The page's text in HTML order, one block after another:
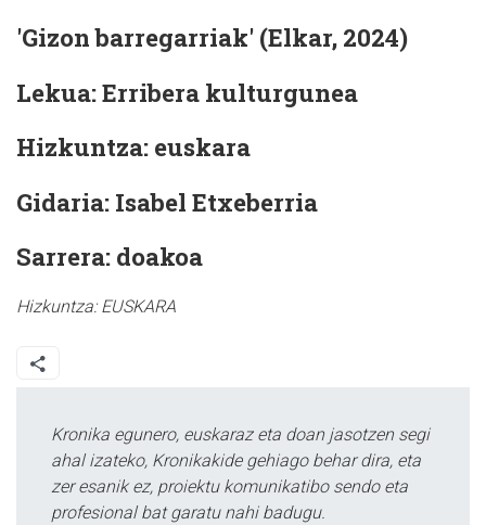
'Gizon barregarriak' (Elkar, 2024)
Lekua: Erribera kulturgunea
Hizkuntza: euskara
Gidaria: Isabel Etxeberria
Sarrera: doakoa
Hizkuntza:EUSKARA
Kronika egunero, euskaraz eta doan jasotzen segi
ahal izateko, Kronikakide gehiago behar dira, eta
zer esanik ez, proiektu komunikatibo sendo eta
profesional bat garatu nahi badugu.